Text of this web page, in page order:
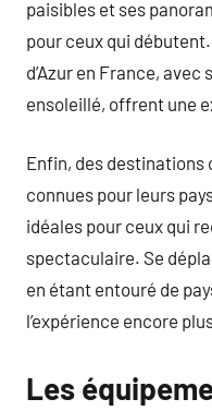
paisibles et ses
pour ceux qui
d’Azur en France,
ensoleillé, offrent une
Enfin, des destinations
connues pour leurs
idéales pour ceux qui
spectaculaire. Se
en étant entouré de
l’expérience encore
Les